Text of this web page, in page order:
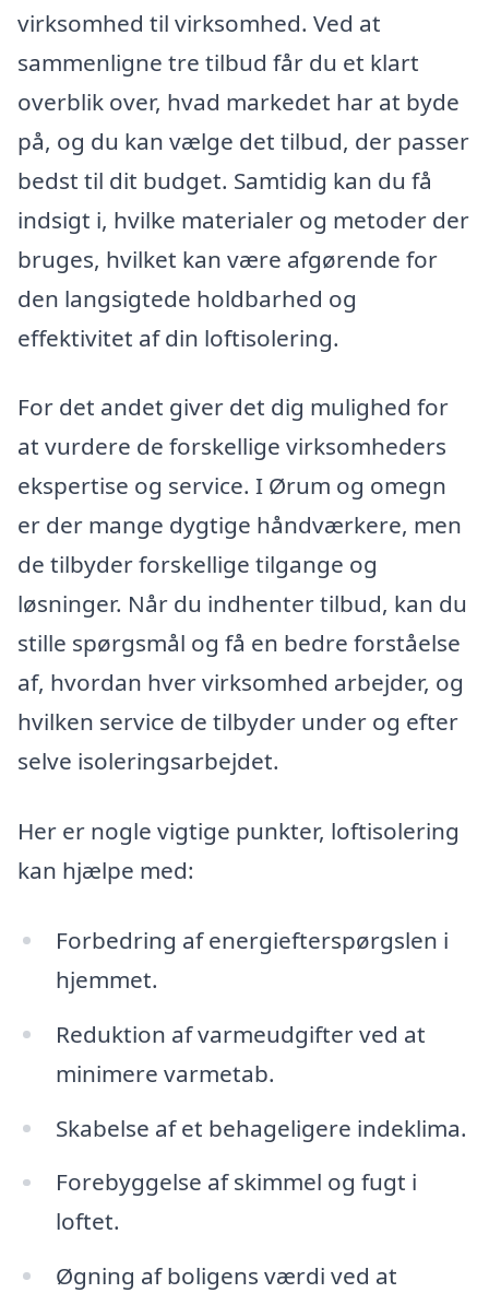
virksomhed til virksomhed. Ved at
sammenligne tre tilbud får du et klart
overblik over, hvad markedet har at byde
på, og du kan vælge det tilbud, der passer
bedst til dit budget. Samtidig kan du få
indsigt i, hvilke materialer og metoder der
bruges, hvilket kan være afgørende for
den langsigtede holdbarhed og
effektivitet af din loftisolering.
For det andet giver det dig mulighed for
at vurdere de forskellige virksomheders
ekspertise og service. I Ørum og omegn
er der mange dygtige håndværkere, men
de tilbyder forskellige tilgange og
løsninger. Når du indhenter tilbud, kan du
stille spørgsmål og få en bedre forståelse
af, hvordan hver virksomhed arbejder, og
hvilken service de tilbyder under og efter
selve isoleringsarbejdet.
Her er nogle vigtige punkter, loftisolering
kan hjælpe med:
Forbedring af energiefterspørgslen i
hjemmet.
Reduktion af varmeudgifter ved at
minimere varmetab.
Skabelse af et behageligere indeklima.
Forebyggelse af skimmel og fugt i
loftet.
Øgning af boligens værdi ved at